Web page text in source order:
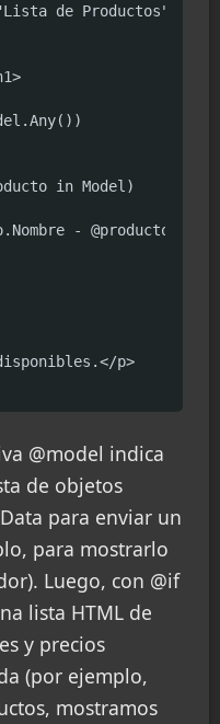
de Productos"; //
in Model)
-
p>
@model indica
de objetos
para enviar un
para mostrarlo
Luego, con @if
lista HTML de
y precios
(por ejemplo,
mostramos